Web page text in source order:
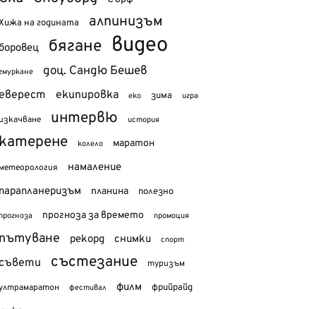
на годината алпинизъм
бягане видео
доц. Сандю Бешев
екипировка еко зима игра
интервю история
колело маратон
намаление
планина полезно
прогноза за времето промоция
рекорд снимки спорт
състезание туризъм
фестивал филм фрийрайд